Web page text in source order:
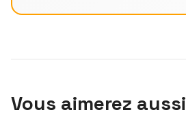
Vous aimerez aussi